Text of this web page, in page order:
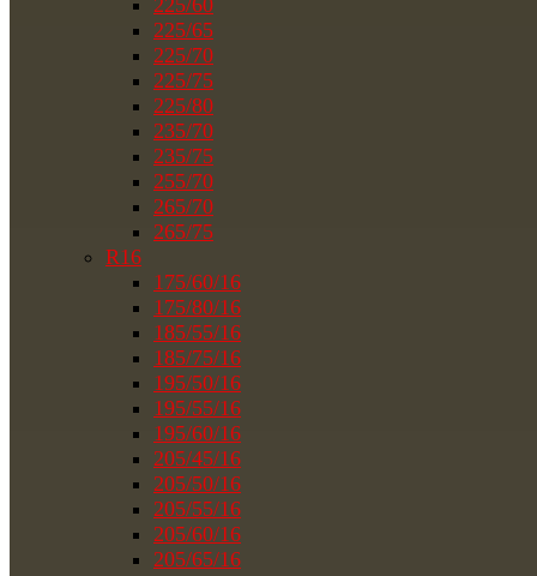
225/60
225/65
225/70
225/75
225/80
235/70
235/75
255/70
265/70
265/75
R16
175/60/16
175/80/16
185/55/16
185/75/16
195/50/16
195/55/16
195/60/16
205/45/16
205/50/16
205/55/16
205/60/16
205/65/16